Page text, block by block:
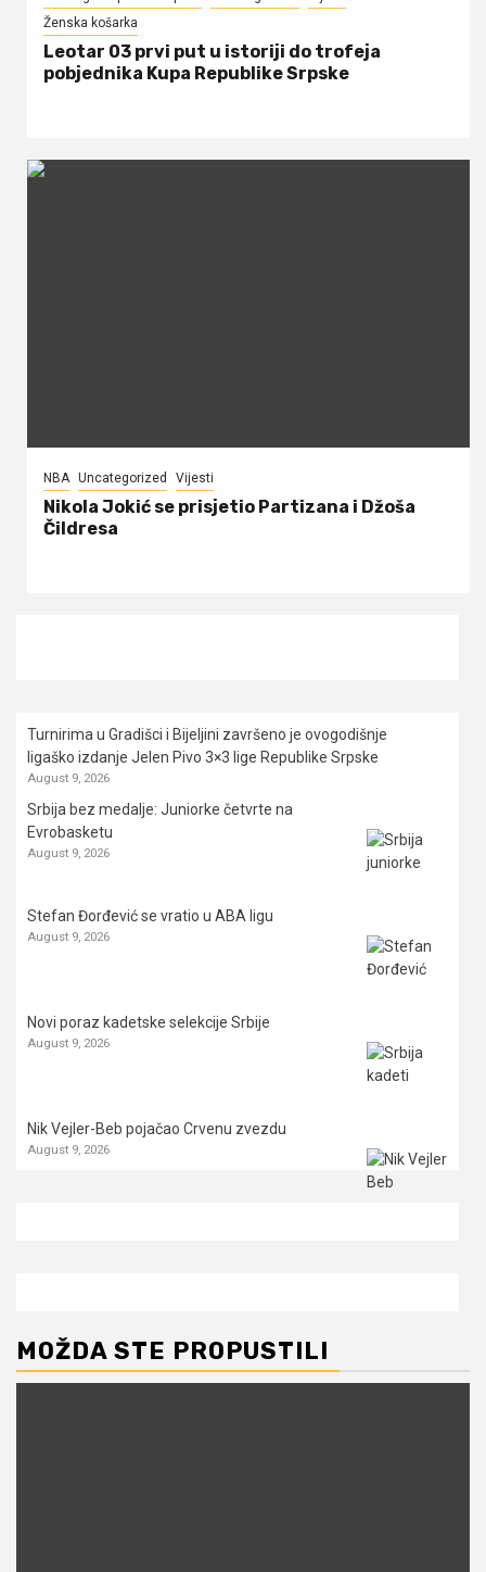
Ženska košarka
Leotar 03 prvi put u istoriji do trofeja
pobjednika Kupa Republike Srpske
NBA Uncategorized Vijesti
Nikola Jokić se prisjetio Partizana i Džoša
Čildresa
Turnirima u Gradišci i Bijeljini završeno je ovogodišnje
ligaško izdanje Jelen Pivo 3×3 lige Republike Srpske
August 9, 2026
Srbija bez medalje: Juniorke četvrte na
Evrobasketu
August 9, 2026
Stefan Đorđević se vratio u ABA ligu
August 9, 2026
Novi poraz kadetske selekcije Srbije
August 9, 2026
Nik Vejler-Beb pojačao Crvenu zvezdu
August 9, 2026
MOŽDA STE PROPUSTILI